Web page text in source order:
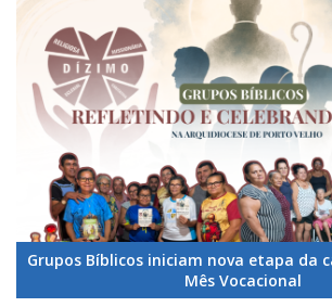
Grupos Bíblicos iniciam nova etapa da
Mês Vocacional